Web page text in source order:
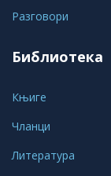
Разговори
Библиотека
Књиге
Чланци
Литература